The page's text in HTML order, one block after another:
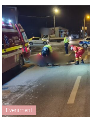
Eveniment